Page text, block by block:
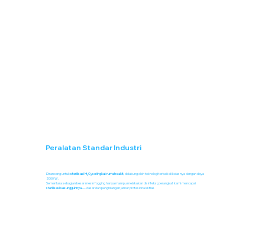
Peralatan Standar Industri
Dirancang untuksterilisasi H₂O₂ setingkat rumah sakit, didukung oleh teknologi terbaik di kelasnya dengan daya
2000 W.
Sementara sebagian besar mesin fogging hanya mampu melakukan disinfeksi, perangkat kami mencapai
sterilisasi sesungguhnya— dasar dari penghilangan jamur profesional di Bali.